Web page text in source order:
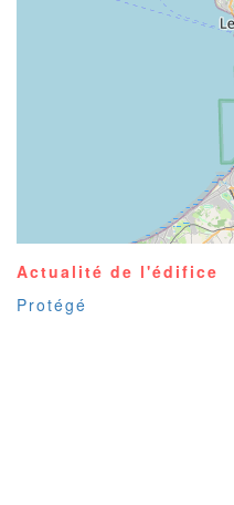
Actualité de l'édifice
Protégé